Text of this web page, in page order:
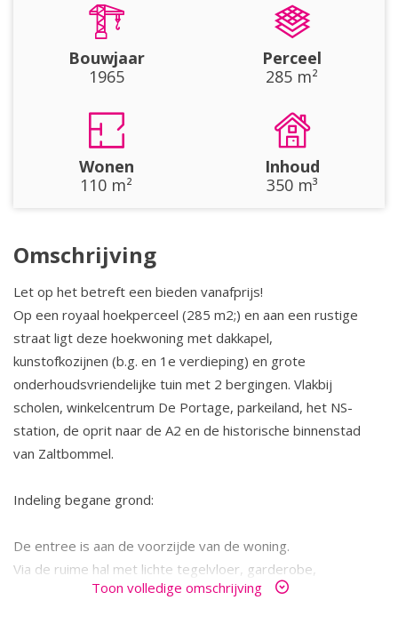
Bouwjaar
1965
Perceel
285 m²
Wonen
110 m²
Inhoud
350 m³
Omschrijving
Let op het betreft een bieden vanafprijs!
Op een royaal hoekperceel (285 m2;) en aan een rustige
straat ligt deze hoekwoning met dakkapel,
kunstofkozijnen (b.g. en 1e verdieping) en grote
onderhoudsvriendelijke tuin met 2 bergingen. Vlakbij
scholen, winkelcentrum De Portage, parkeiland, het NS-
station, de oprit naar de A2 en de historische binnenstad
van Zaltbommel.
Indeling begane grond:
De entree is aan de voorzijde van de woning.
Via de ruime hal met lichte tegelvloer, garderobe,
meterkast bergkast en toilet bereikt u de woonkamer.
Toon volledige omschrijving